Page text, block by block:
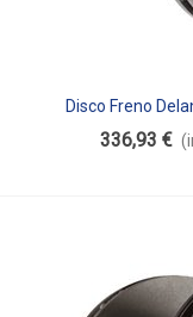
Añadir Al Carrito
Disco Freno
336,93 €